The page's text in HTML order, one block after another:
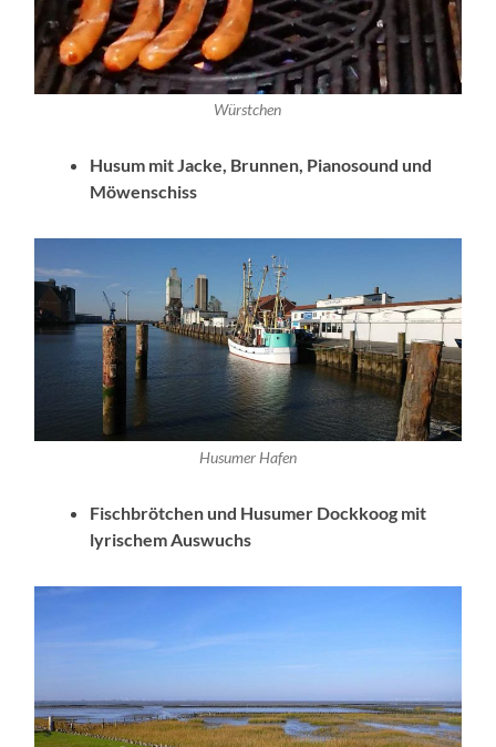
Würstchen
Husum mit Jacke, Brunnen, Pianosound und
Möwenschiss
Husumer Hafen
Fischbrötchen und Husumer Dockkoog mit
lyrischem Auswuchs